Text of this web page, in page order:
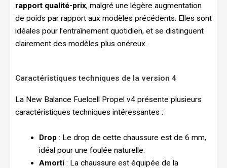
rapport qualité-prix, malgré une légère augmentation
de poids par rapport aux modèles précédents. Elles sont
idéales pour l’entraînement quotidien, et se distinguent
clairement des modèles plus onéreux.
Caractéristiques techniques de la version 4
La New Balance Fuelcell Propel v4 présente plusieurs
caractéristiques techniques intéressantes :
Drop: Le drop de cette chaussure est de 6 mm,
idéal pour une foulée naturelle.
Amorti: La chaussure est équipée de la